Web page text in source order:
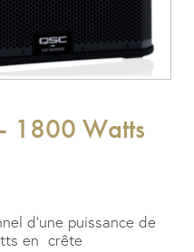
1800 Watts
d’une puissance de
en crête